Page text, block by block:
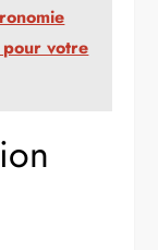
pour votre